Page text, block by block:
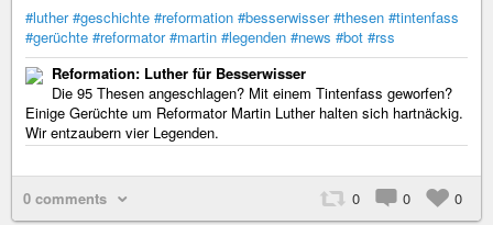
#luther #geschichte #reformation #besserwisser #thesen #tintenfass
#gerüchte #reformator #martin #legenden #news #bot #rss
Reformation: Luther für Besserwisser
Die 95 Thesen angeschlagen? Mit einem Tintenfass geworfen?
Einige Gerüchte um Reformator Martin Luther halten sich hartnäckig.
Wir entzaubern vier Legenden.
0 comments 0 0 0